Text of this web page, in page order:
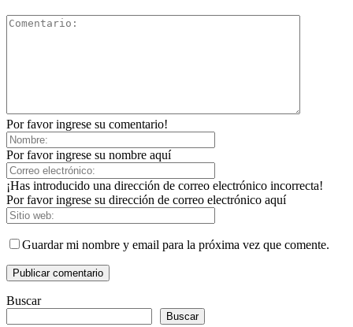
Por favor ingrese su comentario!
Por favor ingrese su nombre aquí
¡Has introducido una dirección de correo electrónico incorrecta!
Por favor ingrese su dirección de correo electrónico aquí
Guardar mi nombre y email para la próxima vez que comente.
Buscar
Buscar